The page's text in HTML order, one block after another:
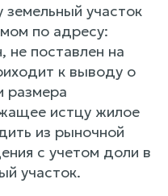
земельный участок
по адресу:
поставлен на
к выводу о
размера
истцу жилое
из рыночной
с учетом доли в
участок.